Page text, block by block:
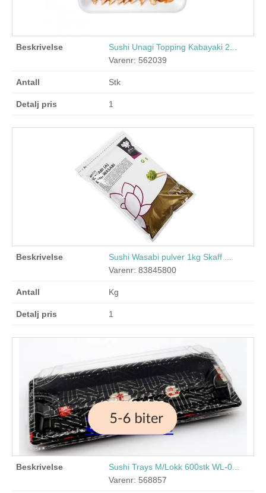
Sushi Unagi Topping Kabayaki 2...
Varenr: 562039
Stk
1
Sushi Wasabi pulver 1kg Skaff ...
Varenr: 83845800
Kg
1
Sushi Trays M/Lokk 600stk WL-0...
Varenr: 568857